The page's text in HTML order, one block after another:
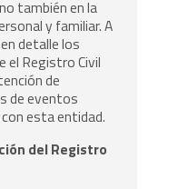
también en la
y familiar. A
detalle los
el Registro Civil
de
de eventos
esta entidad.
del Registro